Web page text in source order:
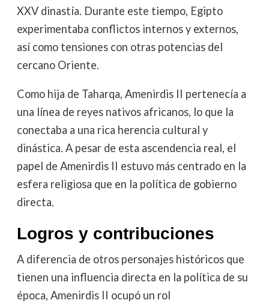
XXV dinastía. Durante este tiempo, Egipto
experimentaba conflictos internos y externos,
así como tensiones con otras potencias del
cercano Oriente.
Como hija de Taharqa, Amenirdis II pertenecía a
una línea de reyes nativos africanos, lo que la
conectaba a una rica herencia cultural y
dinástica. A pesar de esta ascendencia real, el
papel de Amenirdis II estuvo más centrado en la
esfera religiosa que en la política de gobierno
directa.
Logros y contribuciones
A diferencia de otros personajes históricos que
tienen una influencia directa en la política de su
época, Amenirdis II ocupó un rol